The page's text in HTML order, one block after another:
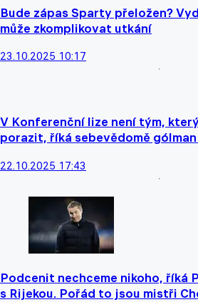
Bude zápas Sparty přeložen?
může zkomplikovat utkání
23.10.2025 10:17
V Konferenční lize není tým,
porazit, říká sebevědomě
22.10.2025 17:43
Podcenit nechceme nikoho, říká
s Rijekou. Pořád to jsou mistři